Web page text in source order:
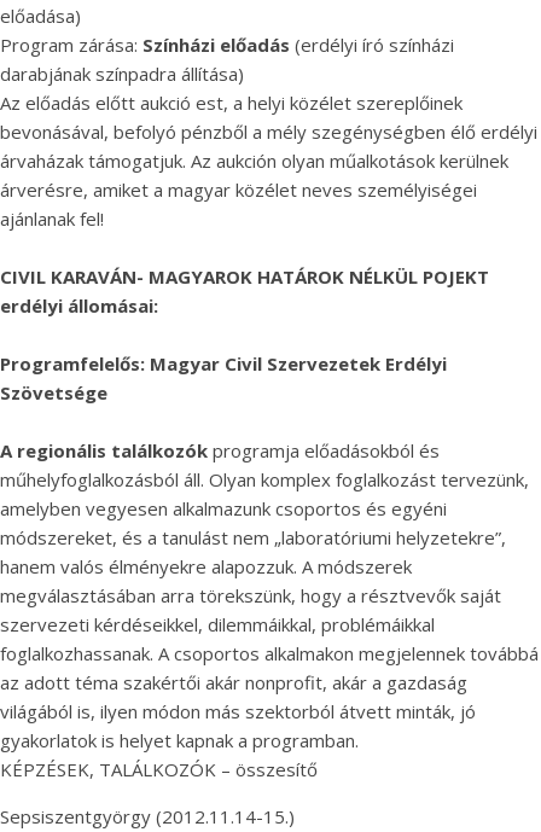
előadása)
Program zárása: Színházi előadás (erdélyi író színházi
darabjának színpadra állítása)
Az előadás előtt aukció est, a helyi közélet szereplőinek
bevonásával, befolyó pénzből a mély szegénységben élő erdélyi
árvaházak támogatjuk. Az aukción olyan műalkotások kerülnek
árverésre, amiket a magyar közélet neves személyiségei
ajánlanak fel!
CIVIL KARAVÁN- MAGYAROK HATÁROK NÉLKÜL POJEKT
erdélyi állomásai:
Programfelelős: Magyar Civil Szervezetek Erdélyi
Szövetsége
A regionális találkozók programja előadásokból és
műhelyfoglalkozásból áll. Olyan komplex foglalkozást tervezünk,
amelyben vegyesen alkalmazunk csoportos és egyéni
módszereket, és a tanulást nem „laboratóriumi helyzetekre”,
hanem valós élményekre alapozzuk. A módszerek
megválasztásában arra törekszünk, hogy a résztvevők saját
szervezeti kérdéseikkel, dilemmáikkal, problémáikkal
foglalkozhassanak. A csoportos alkalmakon megjelennek továbbá
az adott téma szakértői akár nonprofit, akár a gazdaság
világából is, ilyen módon más szektorból átvett minták, jó
gyakorlatok is helyet kapnak a programban.
KÉPZÉSEK, TALÁLKOZÓK – összesítő
Sepsiszentgyörgy (2012.11.14-15.)